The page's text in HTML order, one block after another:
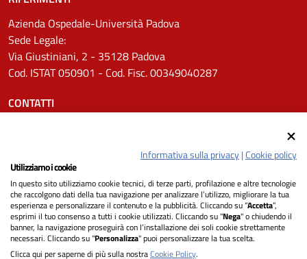
Azienda Ospedale-Università Padova
Sede Legale:
Via Giustiniani, 2 - 35128 Padova
Cod. ISTAT 050901 - Cod. Fisc. 00349040287
CONTATTI
Pec: protocollo.aopd@pecveneto.it
SEGUICI SU
Privacy
Informativa sulla privacy|Cookie policy
Utilizziamo i cookie
In questo sito utilizziamo cookie tecnici, di terze parti, profilazione e altre tecnologie
che raccolgono dati della tua navigazione per analizzare l’utilizzo, migliorare la tua
esperienza e personalizzare il contenuto e la pubblicità. Cliccando su “Accetta”,
esprimi il tuo consenso a tutti i cookie utilizzati. Cliccando su "Nega" o chiudendo il
banner, la navigazione proseguirà con l’installazione dei soli cookie strettamente
necessari. Cliccando su "Personalizza" puoi personalizzare la tua scelta.
Clicca qui per saperne di più sulla nostraCookie Policy.